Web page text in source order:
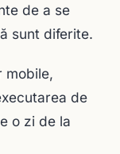
de a se
sunt diferite.
mobile,
de
o zi de la